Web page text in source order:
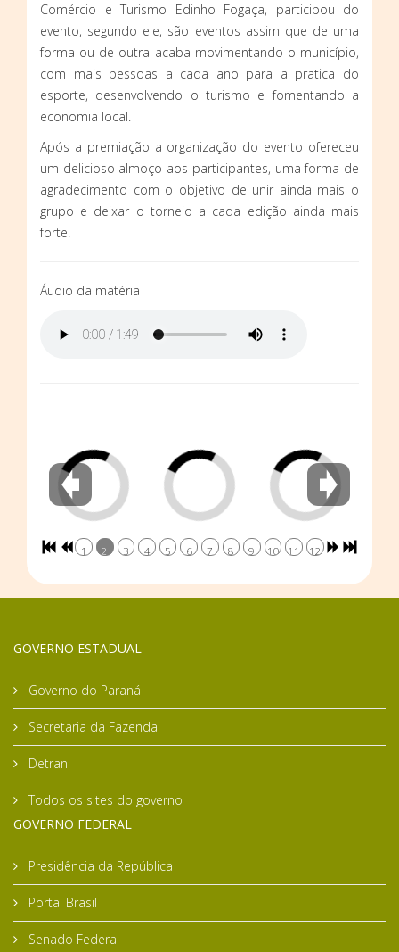
Comércio e Turismo Edinho Fogaça, participou do
evento, segundo ele, são eventos assim que de uma
forma ou de outra acaba movimentando o município,
com mais pessoas a cada ano para a pratica do
esporte, desenvolvendo o turismo e fomentando a
economia local.
Após a premiação a organização do evento ofereceu
um delicioso almoço aos participantes, uma forma de
agradecimento com o objetivo de unir ainda mais o
grupo e deixar o torneio a cada edição ainda mais
forte.
Áudio da matéria
1 2 3 4 5 6 7 8 9 10 11 12
GOVERNO ESTADUAL
Governo do Paraná
Secretaria da Fazenda
Detran
Todos os sites do governo
GOVERNO FEDERAL
Presidência da República
Portal Brasil
Senado Federal